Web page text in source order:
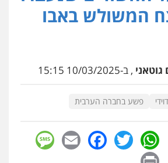
רישום פלילי
צבאי מעצרים וחקירות
אלון קריטי
כלכלי אלימות סמים מעצרים
המשולש באבו
גוטאני , ב-10/03/2025 15:15
פשע בחברה הערבית
WhatsApp
Twitter
Facebook
Email